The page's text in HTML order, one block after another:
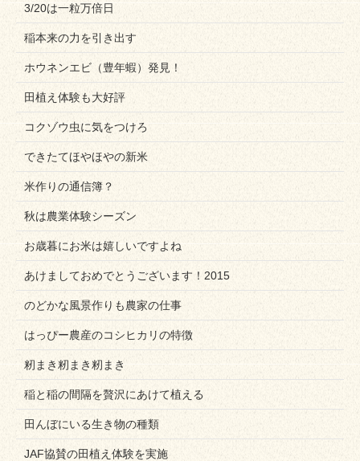
3/20は一粒万倍日
稲本来の力を引き出す
ホウネンエビ（豊年蝦）発見！
田植え体験も大好評
コクゾウ虫に気をつけろ
できたてほやほやの新米
米作りの通信簿？
秋は農業体験シーズン
お歳暮にお米は嬉しいですよね
あけましておめでとうございます！2015
のどかな風景作りも農家の仕事
はっぴー農産のコシヒカリの特徴
籾まき籾まき籾まき
稲と稲の間隔を贅沢にあけて植える
田んぼにいる生き物の種類
JAF協賛の田植え体験を実施